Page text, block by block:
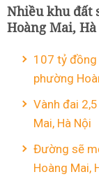
Nhiều khu đất
Hoàng Mai,
107 tỷ đồng
phường
Vành đai
Mai, Hà Nội
Đường sẽ
Hoàng Mai,